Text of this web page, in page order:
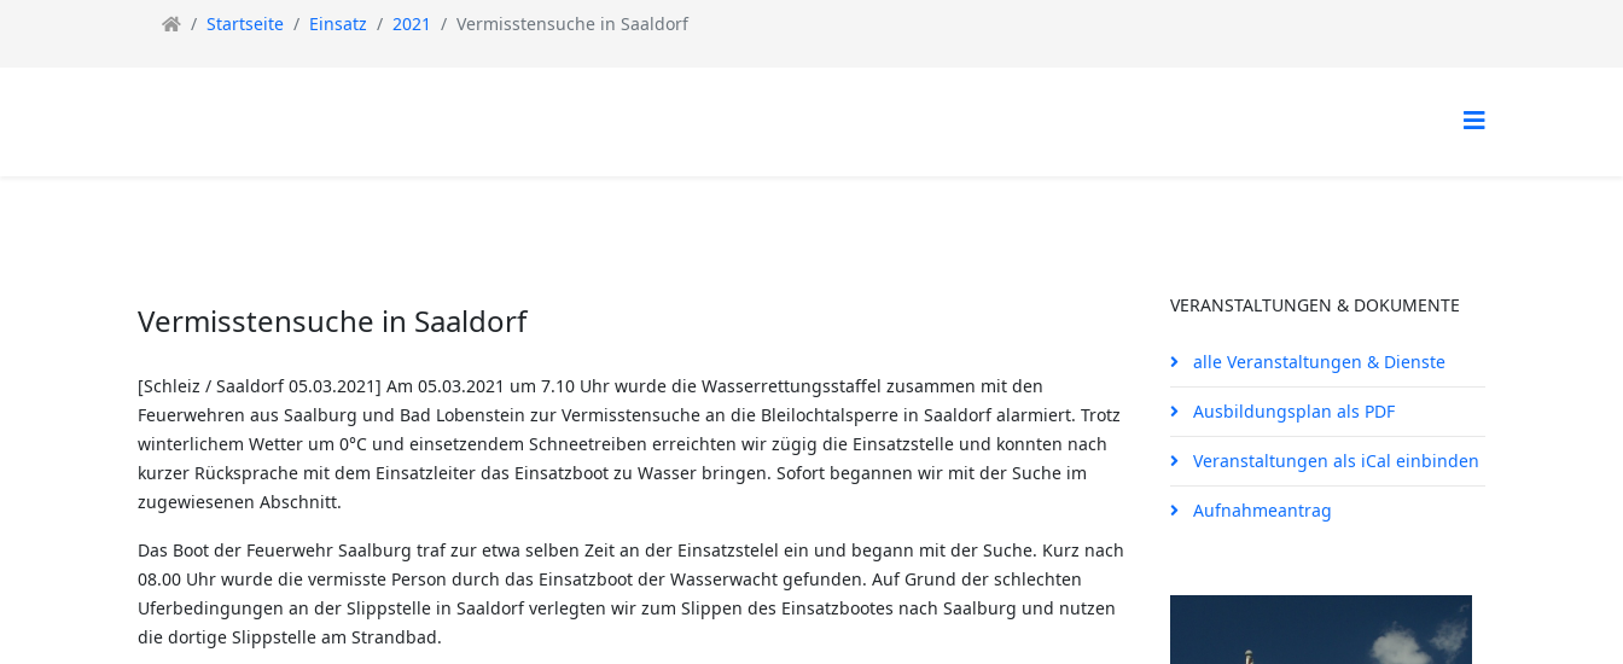
Startseite Einsatz 2021 Vermisstensuche in Saaldorf
Vermisstensuche in Saaldorf
[Schleiz / Saaldorf 05.03.2021] Am 05.03.2021 um 7.10 Uhr wurde die Wasserrettungsstaffel zusammen mit den
Feuerwehren aus Saalburg und Bad Lobenstein zur Vermisstensuche an die Bleilochtalsperre in Saaldorf alarmiert. Trotz
winterlichem Wetter um 0°C und einsetzendem Schneetreiben erreichten wir zügig die Einsatzstelle und konnten nach
kurzer Rücksprache mit dem Einsatzleiter das Einsatzboot zu Wasser bringen. Sofort begannen wir mit der Suche im
zugewiesenen Abschnitt.
Das Boot der Feuerwehr Saalburg traf zur etwa selben Zeit an der Einsatzstelel ein und begann mit der Suche. Kurz nach
08.00 Uhr wurde die vermisste Person durch das Einsatzboot der Wasserwacht gefunden. Auf Grund der schlechten
Uferbedingungen an der Slippstelle in Saaldorf verlegten wir zum Slippen des Einsatzbootes nach Saalburg und nutzen
die dortige Slippstelle am Strandbad.
VERANSTALTUNGEN & DOKUMENTE
alle Veranstaltungen & Dienste
Ausbildungsplan als PDF
Veranstaltungen als iCal einbinden
Aufnahmeantrag